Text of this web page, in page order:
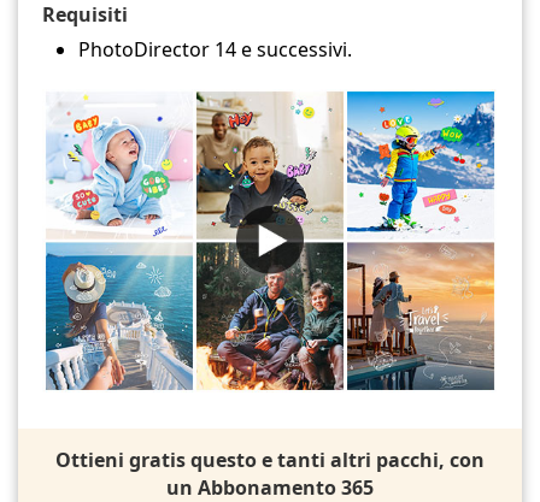
Requisiti
PhotoDirector 14 e successivi.
Ottieni gratis questo e tanti altri pacchi, con
un Abbonamento 365